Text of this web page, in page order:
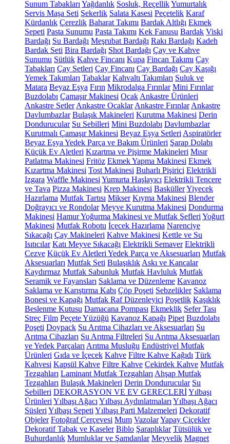
Sunum Tabakları Yağdanlık Sosluk, ReçellikYumurtalık
Servis Maşa Seti Şekerlik Salata Kasesi Peçetelik Karaf
Kürdanlık Çerezlik Baharat Takımı Bardak Altlığı Ekmek
Sepeti Pasta Sunumu Pasta Takımı Kek Fanusu Bardak Viski
Bardağı Su Bardağı Meşrubat Bardağı Rakı Bardağı Kadeh
Bardak Seti Bira Bardağı Shot Bardağı Çay ve Kahve
Sunumu Sütlük Kahve Fincanı Kupa Fincan Takımı Çay
Tabakları Çay Setleri Çay Fincanı Çay Bardağı Çay Kaşığı
Yemek Takımları Tabaklar Kahvaltı Takımları Suluk ve
Matara Beyaz Eşya Fırın Mikrodalga Fırınlar Mini Fırınlar
Buzdolabı Çamaşır Makinesi Ocak Ankastre Ürünleri
Ankastre Setler Ankastre Ocaklar Ankastre Fırınlar Ankastre
Davlumbazlar Bulaşık Makineleri Kurutma Makinesi Derin
Dondurucular Su Sebilleri Mini Buzdolabı Davlumbazlar
Kurutmalı Çamaşır Makinesi Beyaz Eşya Setleri Aspiratörler
Beyaz Eşya Yedek Parça ve Bakım Ürünleri Şarap Dolabı
Küçük Ev Aletleri Kızartma ve Pişirme Makineleri Mısır
Patlatma Makinesi Fritöz Ekmek Yapma Makinesi Ekmek
Kızartma Makinesi Tost Makinesi Buharlı Pişirici Elektrikli
Izgara Waffle Makinesi Yumurta Haşlayıcı Elektrikli Tencere
ve Tava Pizza Makinesi Krep Makinesi BasküllerYiyecek
Hazırlama Mutfak Tartısı Mikser Kıyma Makinesi Blender
Doğrayıcı ve Rondolar Meyve Kurutma Makinesi Dondurma
Makinesi Hamur Yoğurma Makinesi ve Mutfak Şefleri Yoğurt
Makinesi Mutfak Robotu İçecek Hazırlama Narenciye
Sıkacağı Çay Makineleri Kahve Makinesi Kettle ve Su
Isıtıcılar Katı Meyve Sıkacağı Elektrikli Semaver Elektrikli
Cezve Küçük Ev Aletleri Yedek Parça ve Aksesuarları Mutfak
Aksesuarları Mutfak Seti Bulaşıklık Askı ve Kancalar
Kaydırmaz Mutfak Sabunluk Mutfak Havluluk Mutfak
Seramik ve Fayansları Saklama ve Düzenleme Kavanoz
Saklama ve Karıştırma Kabı Çöp Poşeti Sebzelikler Saklama
Bonesi ve Kapağı Mutfak Raf Düzenleyici Poşetlik Kaşıklık
Beslenme Kutusu Damacana Pompası Ekmeklik Sefer Tası
Streç Film Peçete Yüzüğü Kavanoz Kapağı Pipet Buzdolabı
Poşeti Doypack Su Arıtma Cihazları ve Aksesuarları Su
Arıtma Cihazları Su Arıtma Filtreleri Su Arıtma Aksesuarları
ve Yedek Parçaları Arıtma Musluğu Endüstriyel Mutfak
Ürünleri Gıda ve İçecek Kahve Filtre Kahve Kağıdı Türk
Kahvesi Kapsül Kahve Filtre Kahve Çekirdek Kahve Mutfak
Tezgahları Laminant Mutfak Tezgahları Ahşap Mutfak
Tezgahları Bulaşık Makineleri Derin Dondurucular Su
Sebilleri DEKORASYON VE EV GEREÇLERİYılbaşı
Ürünleri Yılbaşı Ağacı Yılbaşı Aydınlatmaları Yılbaşı Ağacı
Süsleri Yılbaşı Sepeti Yılbaşı Parti Malzemeleri Dekoratif
Objeler Fotoğraf Çerçevesi Mum VazolarYapay Çiçekler
Dekoratif Tabak ve Kaseler Biblo Şaraplıklar Tütsülük ve
Buhurdanlık Mumluklar ve Şamdanlar Meyvelik Magnet